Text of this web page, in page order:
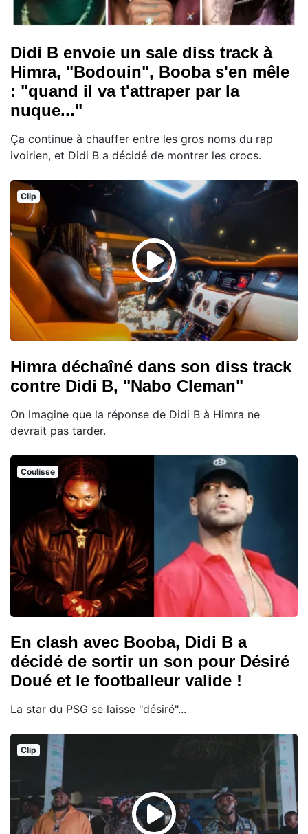
Didi B envoie un sale diss track à
Himra, "Bodouin", Booba s'en mêle
: "quand il va t'attraper par la
nuque..."
Ça continue à chauffer entre les gros noms du rap
ivoirien, et Didi B a décidé de montrer les crocs.
Clip
Himra déchaîné dans son diss track
contre Didi B, "Nabo Cleman"
On imagine que la réponse de Didi B à Himra ne
devrait pas tarder.
Coulisse
En clash avec Booba, Didi B a
décidé de sortir un son pour Désiré
Doué et le footballeur valide !
La star du PSG se laisse "désiré"...
Clip